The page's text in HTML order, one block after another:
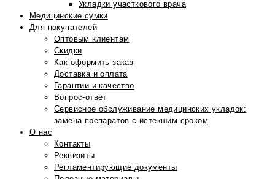
Укладки участкового врача
Медицинские сумки
Для покупателей
Оптовым клиентам
Скидки
Как оформить заказ
Доставка и оплата
Гарантии и качество
Вопрос-ответ
Сервисное обслуживание медицинских укладок:
замена препаратов с истекшим сроком
О нас
Контакты
Реквизиты
Регламентирующие документы